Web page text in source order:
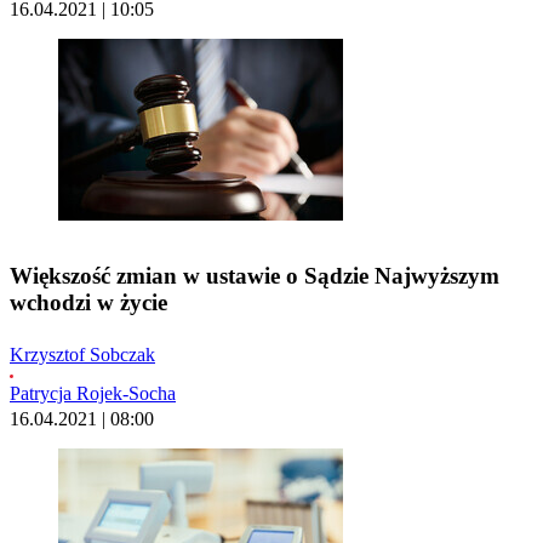
16.04.2021 | 10:05
Większość zmian w ustawie o Sądzie Najwyższym
wchodzi w życie
Krzysztof Sobczak
Patrycja Rojek-Socha
16.04.2021 | 08:00